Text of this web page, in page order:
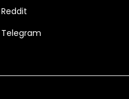
Reddit
Telegram